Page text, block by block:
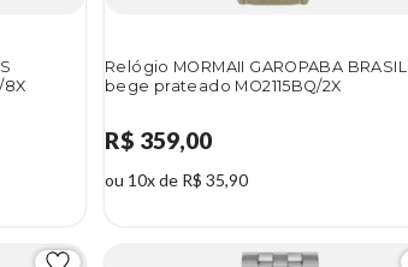
8X
Relógio MORMAII GAROPABA BRASIL
bege prateado MO2115BQ/2X
R$ 359,00
ou 10x de R$ 35,90